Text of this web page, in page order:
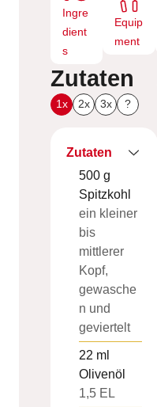
Ingre
dient
s
Equip
ment
Zutaten
1x 2x 3x ?
Zutaten
500 g
Spitzkohl
ein kleiner
bis
mittlerer
Kopf,
gewasche
n und
geviertelt
22 ml
Olivenöl
1,5 EL